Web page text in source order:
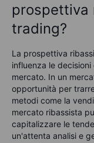
prospettiva
trading?
La prospettiva
influenza le
mercato. In un
opportunità per
metodi come la
mercato ribassista
capitalizzare le
un'attenta analisi e